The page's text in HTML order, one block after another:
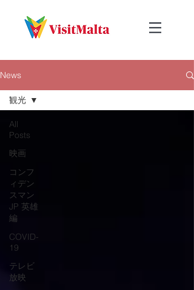
News
All
Posts
映画
コンフ
ィデン
スマン
JP 英雄
編
COVID-
19
テレビ
放映
観光